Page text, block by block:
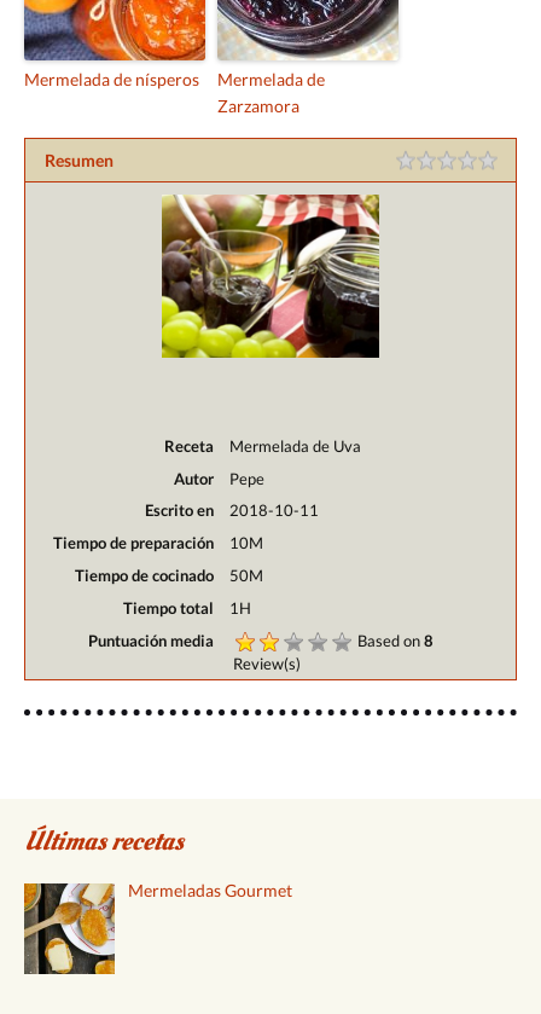
Mermelada de nísperos
Mermelada de
Zarzamora
Resumen
Receta
Mermelada de Uva
Autor
Pepe
Escrito en
2018-10-11
Tiempo de preparación
10M
Tiempo de cocinado
50M
Tiempo total
1H
Puntuación media
Based on8
Review(s)
Últimas recetas
Mermeladas Gourmet